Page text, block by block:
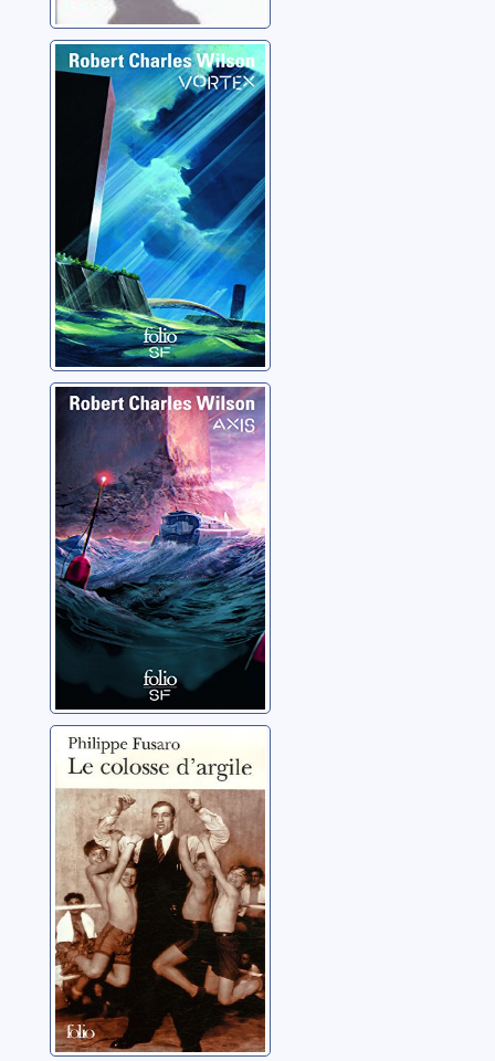
Vortex
Wilson, Robert Charles
Axis
Wilson, Robert Charles
Le colosse
d'argile
Fusaro, Philippe